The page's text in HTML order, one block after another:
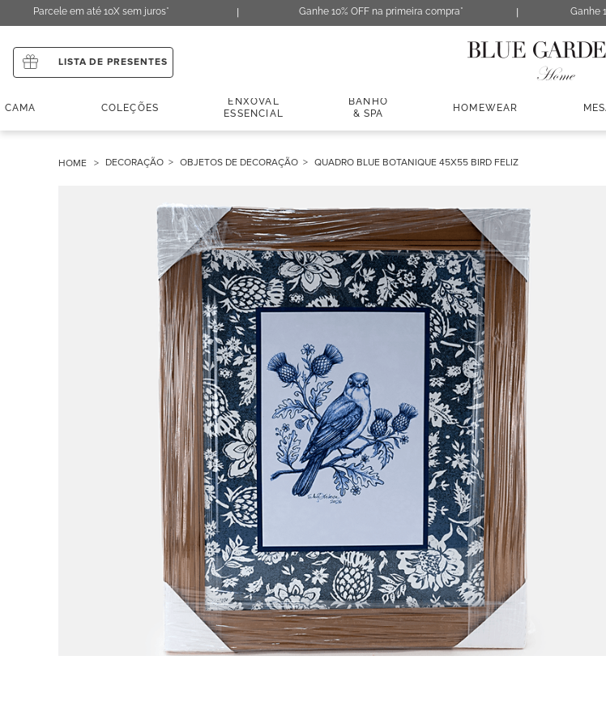
Parcele em até 10X sem juros* Ganhe 10% OFF na primeira compra* Ganhe
LISTA DE PRESENTES
CAMA COLEÇÕES
ENXOVAL
ESSENCIAL
BANHO
& SPA
HOMEWEAR
DECORAÇÃO OBJETOS DE DECORAÇÃO QUADRO BLUE BOTANIQUE 45X55 BIRD FELIZ